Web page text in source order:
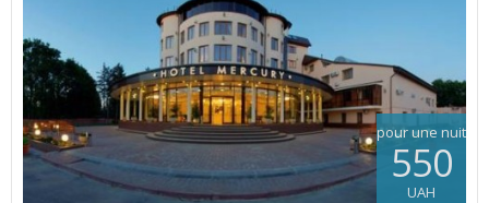
pour une nuit
550
UAH